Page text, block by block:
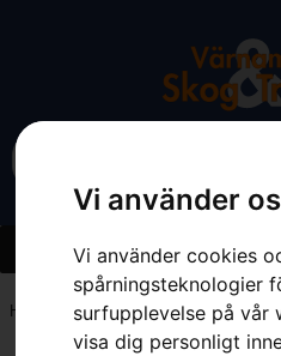
Vi använder
Vi använder cookies
spårningsteknologier
surfupplevelse på vår
visa dig personligt
Hem 7.36 m³/min